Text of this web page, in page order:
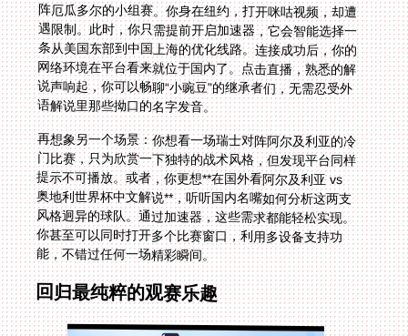
语解说里那些拗口的名字发音。
再想象另一个场景：你想看一场瑞士对阵阿尔及利亚的冷
门比赛，只为欣赏一下独特的战术风格，但发现平台同样
提示不可播放。或者，你更想**在国外看阿尔及利亚 vs
奥地利世界杯中文解说**，听听国内名嘴如何分析这两支
风格迥异的球队。通过加速器，这些需求都能轻松实现。
你甚至可以同时打开多个比赛窗口，利用多设备支持功
能，不错过任何一场精彩瞬间。
回归最纯粹的观赛乐趣